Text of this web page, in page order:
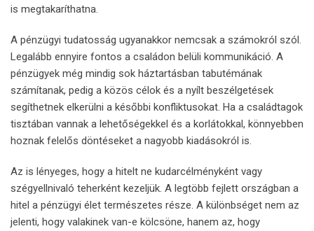
is megtakaríthatna.
A pénzügyi tudatosság ugyanakkor nemcsak a számokról szól.
Legalább ennyire fontos a családon belüli kommunikáció. A
pénzügyek még mindig sok háztartásban tabutémának
számítanak, pedig a közös célok és a nyílt beszélgetések
segíthetnek elkerülni a későbbi konfliktusokat. Ha a családtagok
tisztában vannak a lehetőségekkel és a korlátokkal, könnyebben
hoznak felelős döntéseket a nagyobb kiadásokról is.
Az is lényeges, hogy a hitelt ne kudarcélményként vagy
szégyellnivaló teherként kezeljük. A legtöbb fejlett országban a
hitel a pénzügyi élet természetes része. A különbséget nem az
jelenti, hogy valakinek van-e kölcsöne, hanem az, hogy